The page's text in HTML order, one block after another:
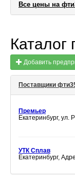
Все цены на
Каталог
Добавить
Поставщики
Премьер
Екатеринбург, ул.
УТК Сплав
Екатеринбург,